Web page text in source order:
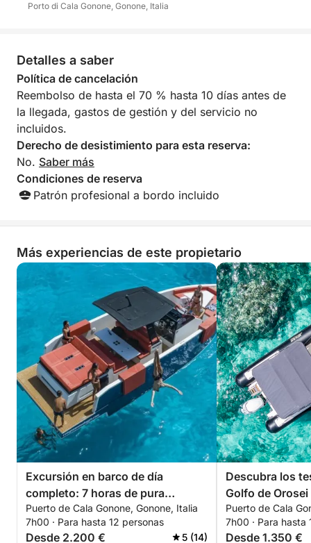
sea tomando el sol, disfrutando de un aperitivo o
explorando la costa, este día en el mar será
inolvidable.
Incluye:
✔️ Combustible
✔️ Patrón
✔️ Aperitivo a bordo
cuenta que para participar en esta excursión debe
dificultades físicas que requieran asistencia del
patrón o la tripulación.
Agradecemos su comprensión y colaboración.
¡Reserve ya su exclusivo día en el mar! No pierda la
oportunidad de explorar el Golfo de Orosei con
estilo: ¡contáctenos para reservar su plaza hoy
mismo!
Porto di Cala Gonone, Gonone, Italia
Detalles a saber
Política de cancelación
Reembolso de hasta el 70 % hasta 10 días antes de
la llegada, gastos de gestión y del servicio no
incluidos.
Derecho de desistimiento para esta reserva:
No. Saber más
Condiciones de reserva
Patrón profesional a bordo incluido
Más experiencias de este propietario
Excursión en barco de día
completo: 7 horas de pura
felicidad en el Golfo de Orosei
(D34)
Puerto de Cala Gonone, Gonone, Italia
7h00 · Para hasta 12 personas
Desde 2.200 € 5 (14)
Descubra los
Golfo de
completo
Puerto de Cala
7h00 · Para hasta
Desde 1.350 €